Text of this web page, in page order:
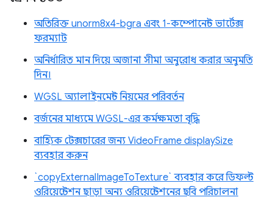
অতিরিক্ত unorm8x4-bgra এবং 1-কম্পোনেন্ট ভার্টেক্স
ফরম্যাট
অনির্ধারিত মান দিয়ে অজানা সীমা অনুরোধ করার অনুমতি
দিন।
WGSL অ্যালাইনমেন্ট নিয়মের পরিবর্তন
বর্জনের মাধ্যমে WGSL-এর কর্মক্ষমতা বৃদ্ধি
বাহ্যিক টেক্সচারের জন্য VideoFrame displaySize
ব্যবহার করুন
`copyExternalImageToTexture` ব্যবহার করে ডিফল্ট
ওরিয়েন্টেশন ছাড়া অন্য ওরিয়েন্টেশনের ছবি পরিচালনা